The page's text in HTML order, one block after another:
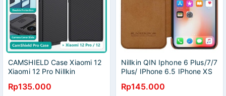
CAMSHIELD Case Xiaomi 12
Xiaomi 12 Pro Nillkin
Rp135.000
Nillkin QIN Iphone 6 Plus/7/7
Plus/ IPhone 6.5 IPhone XS
Rp145.000